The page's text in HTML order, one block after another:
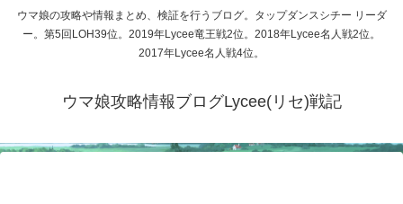
ウマ娘の攻略や情報まとめ、検証を行うブログ。タップダンスシチー リーダ
ー。第5回LOH39位。2019年Lycee竜王戦2位。2018年Lycee名人戦2位。
2017年Lycee名人戦4位。
ウマ娘攻略情報ブログLycee(リセ)戦記